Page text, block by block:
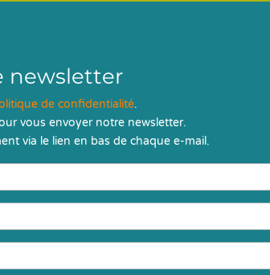
newsletter
de confidentialité.
vous envoyer notre newsletter.
via le lien en bas de chaque e-mail.